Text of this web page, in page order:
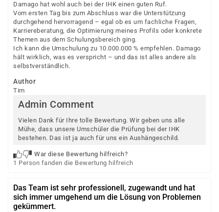
Damago hat wohl auch bei der IHK einen guten Ruf.
Vom ersten Tag bis zum Abschluss war die Unterstützung
durchgehend hervorragend – egal ob es um fachliche Fragen,
Karriereberatung, die Optimierung meines Profils oder konkrete
Themen aus dem Schulungsbereich ging.
Ich kann die Umschulung zu 10.000.000 % empfehlen. Damago
hält wirklich, was es verspricht – und das ist alles andere als
selbstverständlich.
Author
Tim
Admin Comment
Vielen Dank für Ihre tolle Bewertung. Wir geben uns alle
Mühe, dass unsere Umschüler die Prüfung bei der IHK
bestehen. Das ist ja auch für uns ein Aushängeschild.
War diese Bewertung hilfreich?
1 Person fanden die Bewertung hilfreich
Das Team ist sehr professionell, zugewandt und hat
sich immer umgehend um die Lösung von Problemen
gekümmert.